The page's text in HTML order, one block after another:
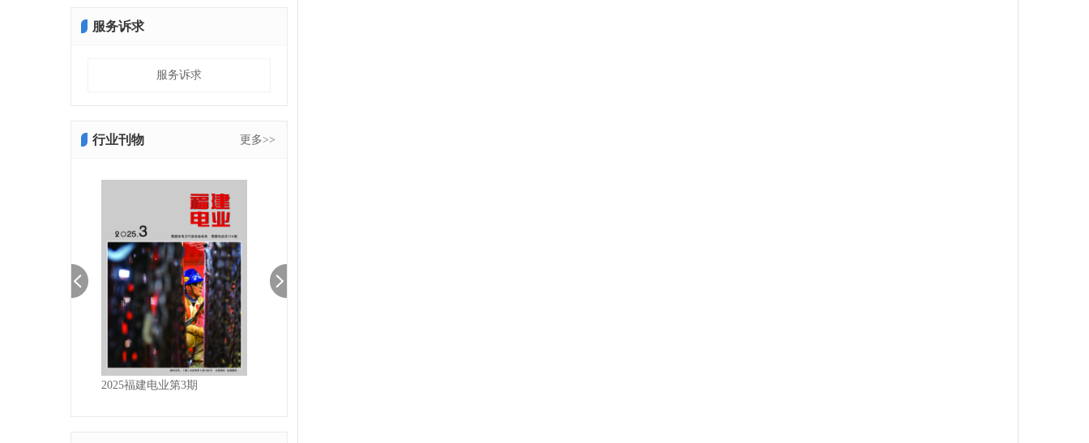
服务诉求
服务诉求
更多>>
行业刊物
2025福建电业第3期